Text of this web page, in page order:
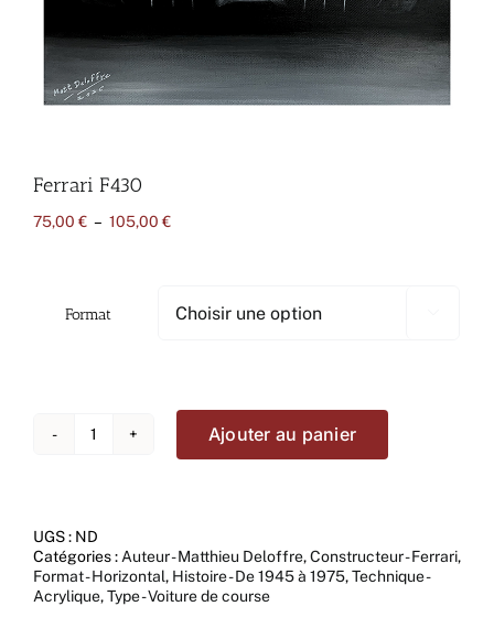
Ferrari F430
75,00 € – 105,00 €Plage
105,00 €
Format
quantité
Ajouter au panier
UGS : ND
Catégories : Auteur - Matthieu Deloffre,Constructeur - Ferrari,
Format - Horizontal, Histoire - De 1945 à 1975,Technique -
Acrylique,Type - Voiture de course